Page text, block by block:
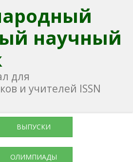
научный
для
и учителей ISSN
ВЫПУСКИ
ОЛИМПИАДЫ